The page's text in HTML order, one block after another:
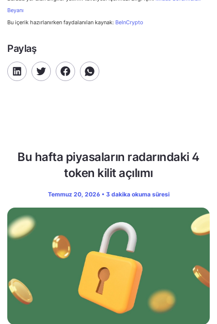
Beyanı
Bu içerik hazırlanırken faydalanılan kaynak: BeInCrypto
Paylaş
Bu hafta piyasaların radarındaki 4
token kilit açılımı
Temmuz 20, 2026 • 3 dakika okuma süresi